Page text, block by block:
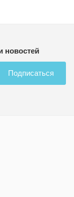
новостей
Подписаться